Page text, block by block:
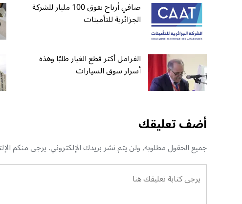
صافي أرباح يفوق 100 مليار للشركة
الجزائرية للتأمينات
الفرامل أكثر قطع الغيار طلبًا وهذه
أسرار سوق السيارات
أضف تعليقك
جميع الحقول مطلوبة, ولن يتم نشر بريدك الإلكتروني. يرجى منكم